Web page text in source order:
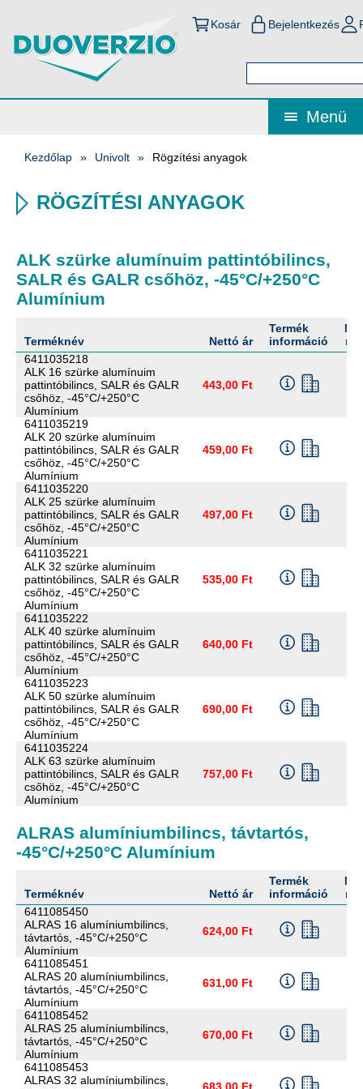
Kosár Bejelentkezés
Menü
Kezdőlap Univolt Rögzítési anyagok
RÖGZÍTÉSI ANYAGOK
ALK szürke alumínuim pattintóbilincs,
SALR és GALR csőhöz, -45°C/+250°C
Alumínium
Terméknév Nettó ár
Termék
információ
6411035218
ALK 16 szürke alumínuim
pattintóbilincs, SALR és GALR
csőhöz, -45°C/+250°C
Alumínium
443,00 Ft
6411035219
ALK 20 szürke alumínuim
pattintóbilincs, SALR és GALR
csőhöz, -45°C/+250°C
Alumínium
459,00 Ft
6411035220
ALK 25 szürke alumínuim
pattintóbilincs, SALR és GALR
csőhöz, -45°C/+250°C
Alumínium
497,00 Ft
6411035221
ALK 32 szürke alumínuim
pattintóbilincs, SALR és GALR
csőhöz, -45°C/+250°C
Alumínium
535,00 Ft
6411035222
ALK 40 szürke alumínuim
pattintóbilincs, SALR és GALR
csőhöz, -45°C/+250°C
Alumínium
640,00 Ft
6411035223
ALK 50 szürke alumínuim
pattintóbilincs, SALR és GALR
csőhöz, -45°C/+250°C
Alumínium
690,00 Ft
6411035224
ALK 63 szürke alumínuim
pattintóbilincs, SALR és GALR
csőhöz, -45°C/+250°C
Alumínium
757,00 Ft
ALRAS alumíniumbilincs, távtartós,
-45°C/+250°C Alumínium
Terméknév Nettó ár
Termék
információ
6411085450
ALRAS 16 alumíniumbilincs,
távtartós, -45°C/+250°C
Alumínium
624,00 Ft
6411085451
ALRAS 20 alumíniumbilincs,
távtartós, -45°C/+250°C
Alumínium
631,00 Ft
6411085452
ALRAS 25 alumíniumbilincs,
távtartós, -45°C/+250°C
Alumínium
670,00 Ft
6411085453
ALRAS 32 alumíniumbilincs,